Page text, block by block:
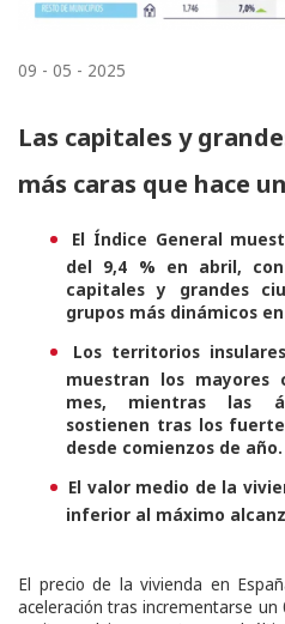
09 - 05 - 2025
Las capitales y
más caras que hace
El Índice General
del 9,4 % en abril,
capitales y grandes
grupos más dinámicos
Los territorios
muestran los
mes, mientras las
sostienen tras los
desde comienzos de año.
El valor medio de la
inferior al máximo
El precio de la vivienda en
aceleración tras incrementarse